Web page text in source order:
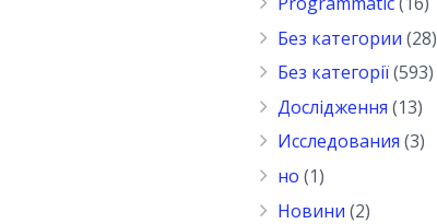
Без категории (28)
Без категорії(593)
Дослідження (13)
Исследования (3)
но (1)
Новини (2)